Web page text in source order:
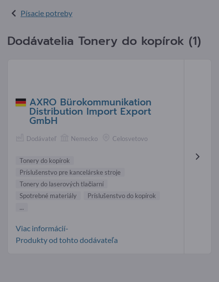
Písacie potreby
Dodávatelia Tonery do kopírok (1)
AXRO Bürokommunikation
Distribution Import Export
GmbH
Dodávateľ Nemecko Celosvetovo
Tonery do kopírok
Príslušenstvo pre kancelárske stroje
Tonery do laserových tlačiarní
Spotrebné materiály
Príslušenstvo do kopírok
...
Viac informácií-
Produkty od tohto dodávateľa